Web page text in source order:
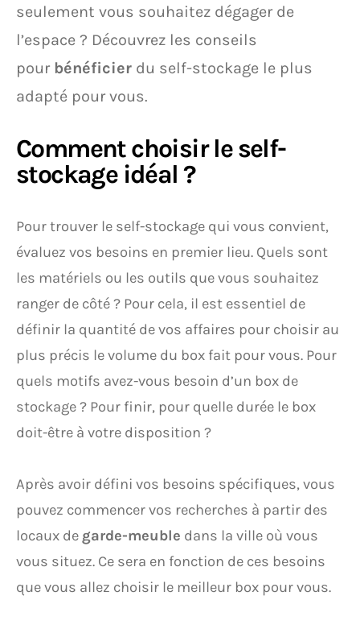
seulement vous souhaitez dégager de
l’espace ? Découvrez les conseils
pour bénéficier du self-stockage le plus
adapté pour vous.
Comment choisir le self-
stockage idéal ?
Pour trouver le self-stockage qui vous convient,
évaluez vos besoins en premier lieu. Quels sont
les matériels ou les outils que vous souhaitez
ranger de côté ? Pour cela, il est essentiel de
définir la quantité de vos affaires pour choisir au
plus précis le volume du box fait pour vous. Pour
quels motifs avez-vous besoin d’un box de
stockage ? Pour finir, pour quelle durée le box
doit-être à votre disposition ?
Après avoir défini vos besoins spécifiques, vous
pouvez commencer vos recherches à partir des
locaux de garde-meuble dans la ville où vous
vous situez. Ce sera en fonction de ces besoins
que vous allez choisir le meilleur box pour vous.